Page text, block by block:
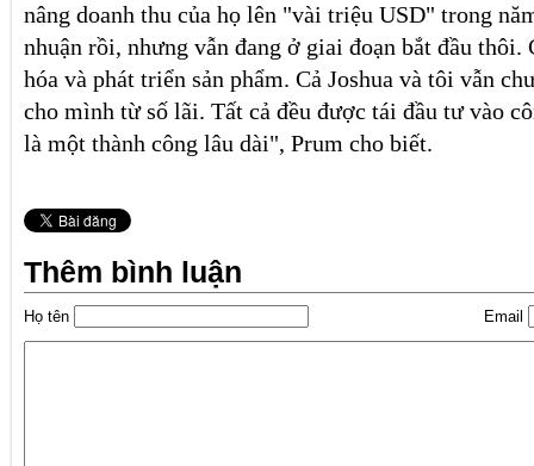
nâng doanh thu của họ lên "vài triệu USD" trong
nhuận rồi, nhưng vẫn đang ở giai đoạn bắt đầu thôi.
hóa và phát triển sản phẩm. Cả Joshua và tôi vẫn
cho mình từ số lãi. Tất cả đều được tái đầu tư vào
là một thành công lâu dài", Prum cho biết.
Thêm bình luận
Họ tên Email